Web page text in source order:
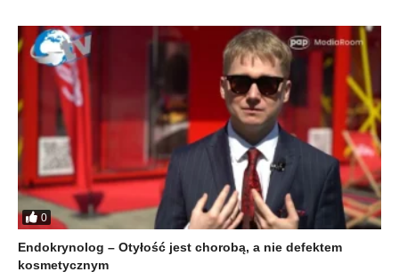
0
Endokrynolog – Otyłość jest chorobą, a nie defektem
kosmetycznym